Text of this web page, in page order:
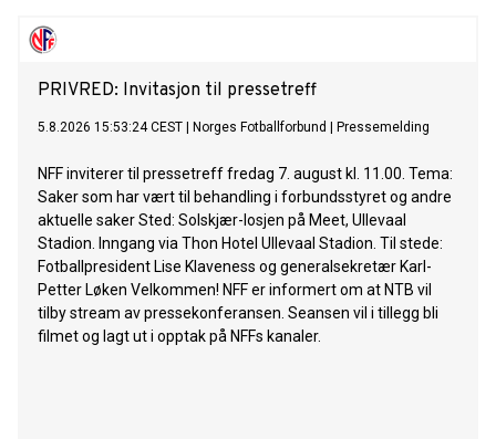
PRIVRED: Invitasjon til pressetreff
5.8.2026 15:53:24 CEST Norges Fotballforbund Pressemelding
NFF inviterer til pressetreff fredag 7. august kl. 11.00. Tema:
Saker som har vært til behandling i forbundsstyret og andre
aktuelle saker Sted: Solskjær-losjen på Meet, Ullevaal
Stadion. Inngang via Thon Hotel Ullevaal Stadion. Til stede:
Fotballpresident Lise Klaveness og generalsekretær Karl-
Petter Løken Velkommen! NFF er informert om at NTB vil
tilby stream av pressekonferansen. Seansen vil i tillegg bli
filmet og lagt ut i opptak på NFFs kanaler.